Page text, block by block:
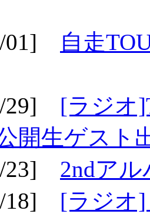
01]
自走
29] [ラジオ
開生ゲスト
23] 2ndア
18] [ラジオ